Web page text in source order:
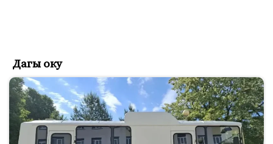
Дагы оку